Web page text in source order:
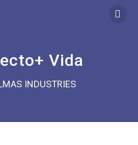
Vida
INDUSTRIES